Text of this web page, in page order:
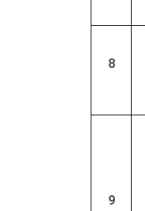
8
9